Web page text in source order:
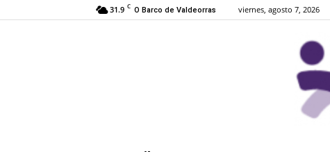
31.9 C O Barco de Valdeorras viernes, agosto 7, 2026